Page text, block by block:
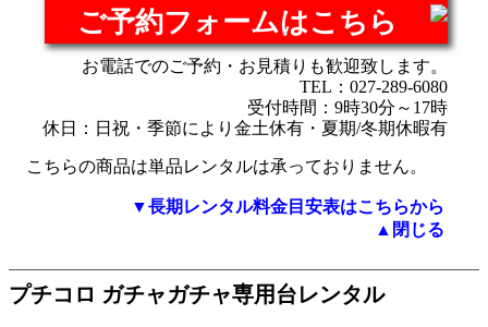
ご予約フォームはこちら
お電話でのご予約・お見積りも歓迎致します。
TEL：027-289-6080
受付時間：9時30分～17時
休日：日祝・季節により金土休有・夏期/冬期休暇有
こちらの商品は単品レンタルは承っておりません。
▼長期レンタル料金目安表はこちらから
▲閉じる
プチコロ ガチャガチャ専用台レンタル